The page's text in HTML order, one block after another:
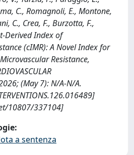
C., Romagnoli, E., Montone,
C., Crea, F., Burzotta, F.,
Derived Index of
(cIMR): A Novel Index for
Resistance,
(May 7): N/A-N/A.
10807/337104]
a sentenza